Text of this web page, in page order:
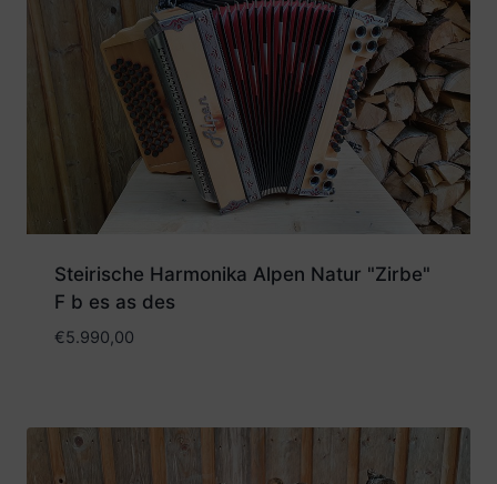
Steirische Harmonika Alpen Natur "Zirbe"
F b es as des
€5.990,00